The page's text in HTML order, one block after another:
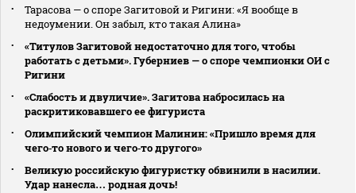
Тарасова — о споре Загитовой и Ригини: «Я вообще в
недоумении. Он забыл, кто такая Алина»
«Титулов Загитовой недостаточно для того, чтобы
работать с детьми». Губерниев — о споре чемпионки ОИ с
Ригини
«Слабость и двуличие». Загитова набросилась на
раскритиковавшего ее фигуриста
Олимпийский чемпион Малинин: «Пришло время для
чего‑то нового и чего‑то другого»
Великую российскую фигуристку обвинили в насилии.
Удар нанесла… родная дочь!